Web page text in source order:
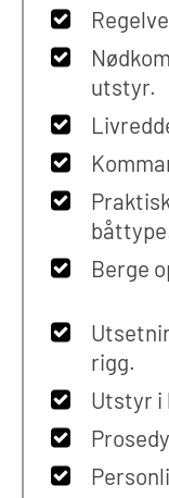
utstyr.
Berge
rigg.
Utstyr i